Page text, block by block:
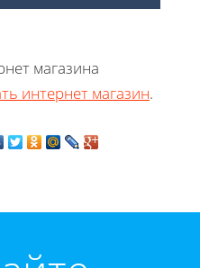
магазина
интернет магазин.